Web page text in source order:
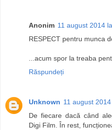
Anonim 11 august 2014
RESPECT pentru munca
...acum spor la treaba
Răspundeți
Unknown 11 august
De fiecare dacă când
Digi Film. În rest,